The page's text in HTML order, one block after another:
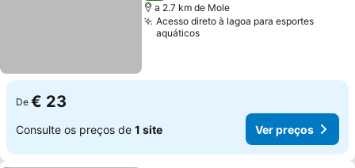
a 2.7 km de Mole
Acesso direto à lagoa para esportes
aquáticos
De € 23
Consulte os preços de 1 site Ver preços